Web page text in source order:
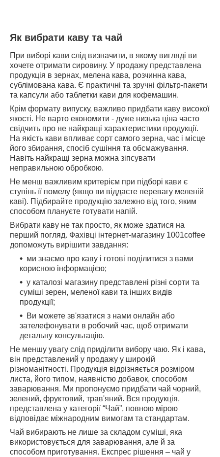
Як вибрати каву та чай
При виборі кави слід визначити, в якому вигляді ви
хочете отримати сировину. У продажу представлена ​​
продукція в зернах, мелена кава, розчинна кава,
сублімована кава. Є практичні та зручні фільтр-пакети
та капсули або таблетки кави для кофемашин.
Крім формату випуску, важливо придбати каву високої
якості. Не варто економити - дуже низька ціна часто
свідчить про не найкращі характеристики продукції.
На якість кави впливає сорт самого зерна, час і місце
його збирання, спосіб сушіння та обсмажування.
Навіть найкращі зерна можна зіпсувати
неправильною обробкою.
Не менш важливим критерієм при підборі кави є
ступінь її помелу (якщо ви віддаєте перевагу меленій
каві). Підбирайте продукцію залежно від того, яким
способом плануєте готувати напій.
Вибрати каву не так просто, як може здатися на
перший погляд. Фахівці інтернет-магазину 1001coffee
допоможуть вирішити завдання:
ми знаємо про каву і готові поділитися з вами
корисною інформацією;
у каталозі магазину представлені різні сорти та
суміші зерен, меленої кави та інших видів
продукції;
Ви можете зв'язатися з нами онлайн або
зателефонувати в робочий час, щоб отримати
детальну консультацію.
Не меншу увагу слід приділити вибору чаю. Як і кава,
він представлений у продажу у широкій
різноманітності. Продукція відрізняється розміром
листа, його типом, наявністю добавок, способом
заварювання. Ми пропонуємо придбати чай чорний,
зелений, фруктовий, трав'яний. Вся продукція,
представлена ​​у категорії “Чай”, повною мірою
відповідає міжнародним вимогам та стандартам.
Чай вибирають не лише за складом суміші, яка
використовується для заварювання, але й за
способом приготування. Експрес рішення – чай у